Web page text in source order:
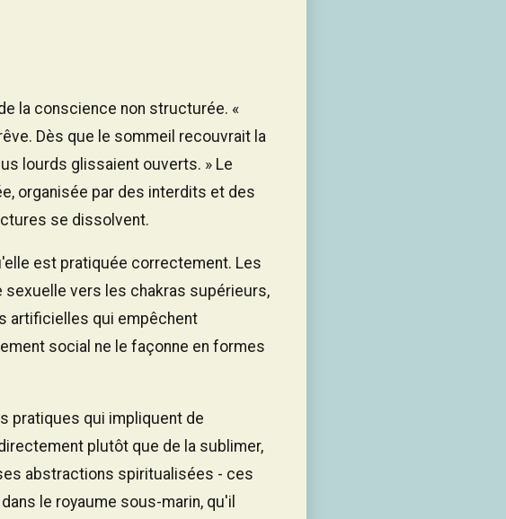
la conscience non structurée. «
Dès que le sommeil recouvrait la
lourds glissaient ouverts. » Le
organisée par des interdits et des
se dissolvent.
est pratiquée correctement. Les
vers les chakras supérieurs,
artificielles qui empêchent
social ne le façonne en formes
pratiques qui impliquent de
plutôt que de la sublimer,
abstractions spiritualisées - ces
le royaume sous-marin, qu'il